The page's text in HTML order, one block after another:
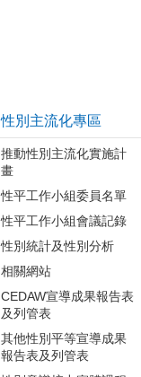
性別主流化專區
推動性別主流化實施計
畫
性平工作小組委員名單
性平工作小組會議記錄
性別統計及性別分析
相關網站
CEDAW宣導成果報告表
及列管表
其他性別平等宣導成果
報告表及列管表